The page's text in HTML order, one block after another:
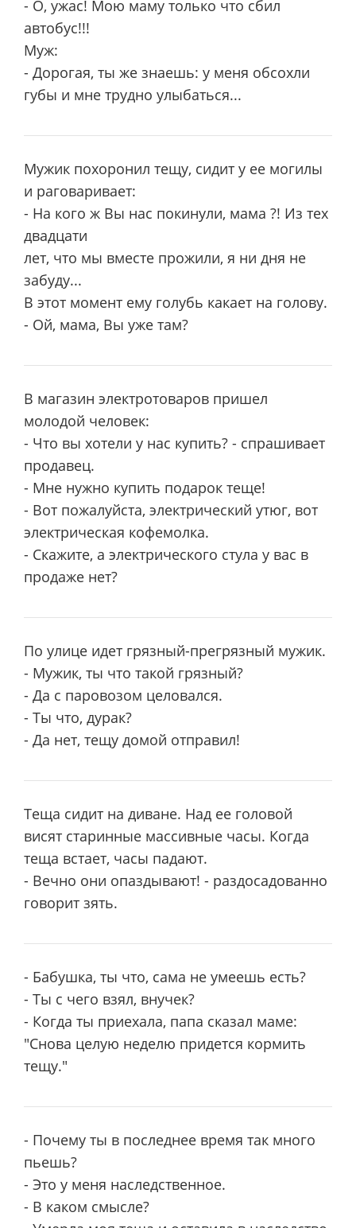
- О, ужас! Мою маму только что сбил
автобус!!!
Муж:
- Дорогая, ты же знаешь: у меня обсохли
губы и мне трудно улыбаться...
Мужик похоронил тещу, сидит у ее могилы
и раговаривает:
- На кого ж Вы нас покинули, мама ?! Из тех
двадцати
лет, что мы вместе прожили, я ни дня не
забуду...
В этот момент ему голубь какает на голову.
- Ой, мама, Вы уже там?
В магазин электротоваров пришел
молодой человек:
- Что вы хотели у нас купить? - спрашивает
продавец.
- Мне нужно купить подарок теще!
- Вот пожалуйста, электрический утюг, вот
электрическая кофемолка.
- Скажите, а электрического стула у вас в
продаже нет?
По улице идет грязный-прегрязный мужик.
- Мужик, ты что такой грязный?
- Да с паровозом целовался.
- Ты что, дурак?
- Да нет, тещу домой отправил!
Теща сидит на диване. Над ее головой
висят старинные массивные часы. Когда
теща встает, часы падают.
- Вечно они опаздывают! - раздосадованно
говорит зять.
- Бабушка, ты что, сама не умеешь есть?
- Ты с чего взял, внучек?
- Когда ты приехала, папа сказал маме:
"Снова целую неделю придется кормить
тещу."
- Почему ты в последнее время так много
пьешь?
- Это у меня наследственное.
- В каком смысле?